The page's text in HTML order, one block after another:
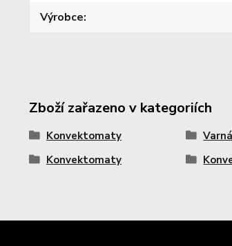
Výrobce
Zboží zařazeno v kategoriích
Konvektomaty
Konvektomaty